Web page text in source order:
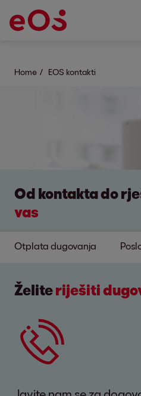
Home EOS kontakti
Od kontakta do
vas
Otplata dugovanja
Želiteriješiti